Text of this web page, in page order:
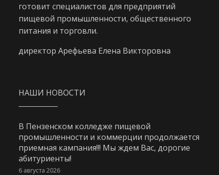
готовит специалистов для предприятий
пищевой промышленности, общественного
питания и торговли.
директор Арефьева Елена Викторовна
НАШИ НОВОСТИ
В Пензенском колледже пищевой
промышленности и коммерции продолжается
приемная кампания!!! Мы ждем Вас, дорогие
абитуриенты!
6 августа 2026